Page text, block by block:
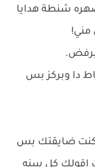
شنطة هدايا
مني!
برفض.
دا وبركز بس
كنت ضايقتك بس
اقولك كل سنه